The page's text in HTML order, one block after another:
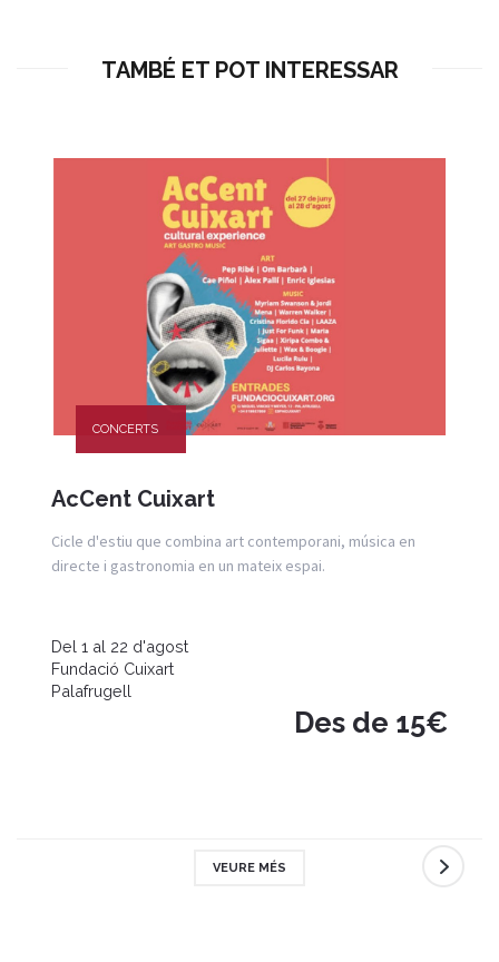
TAMBÉ ET POT INTERESSAR
CONCERTS
AcCent Cuixart
Cicle d'estiu que combina art contemporani, música en
directe i gastronomia en un mateix espai.
Del 1 al 22 d'agost
Fundació Cuixart
Palafrugell
Des de 15€
VEURE MÉS